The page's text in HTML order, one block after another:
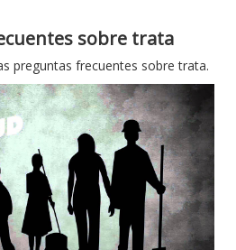
sobre trata
preguntas frecuentes sobre trata.